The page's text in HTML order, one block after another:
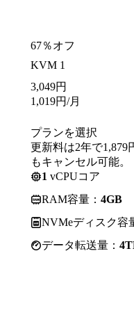
67％オフ
KVM 1
3,049円
1,019円/月
プランを選択
更新料は2年で1,879
もキャンセル可能。
1 vCPUコア
RAM容量： 4GB
NVMeディスク容
データ転送量：